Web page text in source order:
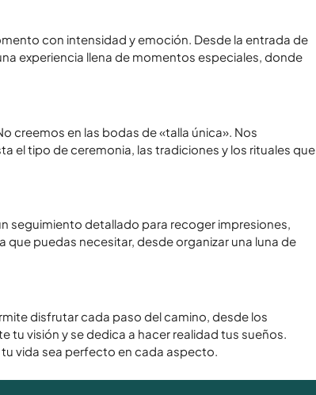
con intensidad y emoción. Desde la entrada de
experiencia llena de momentos especiales, donde
creemos en las bodas de «talla única». Nos
el tipo de ceremonia, las tradiciones y los rituales que
seguimiento detallado para recoger impresiones,
puedas necesitar, desde organizar una luna de
disfrutar cada paso del camino, desde los
visión y se dedica a hacer realidad tus sueños.
vida sea perfecto en cada aspecto.